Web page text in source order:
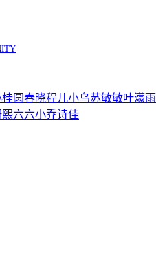
圆春晓程儿小乌苏敏敏叶濛雨
熙六六小乔诗佳